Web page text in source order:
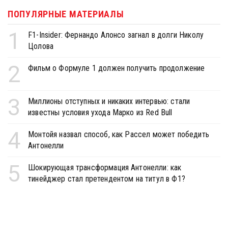
ПОПУЛЯРНЫЕ МАТЕРИАЛЫ
1
F1-Insider: Фернандо Алонсо загнал в долги Николу
Цолова
2 Фильм о Формуле 1 должен получить продолжение
3
Миллионы отступных и никаких интервью: стали
известны условия ухода Марко из Red Bull
4
Монтойя назвал способ, как Рассел может победить
Антонелли
5
Шокирующая трансформация Антонелли: как
тинейджер стал претендентом на титул в Ф1?